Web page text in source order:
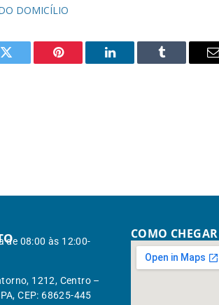
DOMICÍLIO
Twitter Pinterest LinkedIn Tumblr
de 08:00 às 12:00-
1212, Centro –
CEP: 68625-445
COMO